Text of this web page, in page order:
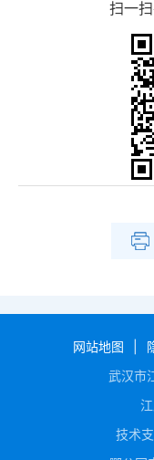
扫一
网站地图
武汉市
技术